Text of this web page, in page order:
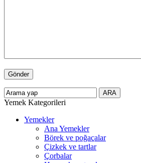
Yemek Kategorileri
Yemekler
Ana Yemekler
Börek ve poğaçalar
Çizkek ve tartlar
Çorbalar